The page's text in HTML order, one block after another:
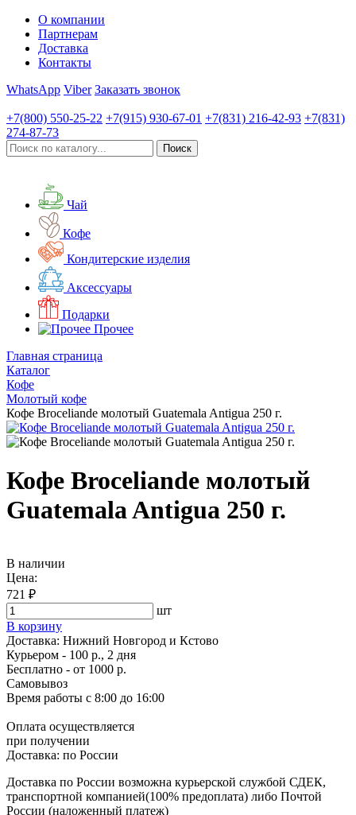
О компании
Партнерам
Доставка
Контакты
WhatsApp Viber Заказать звонок
+7(800) 550-25-22 +7(915) 930-67-01 +7(831) 216-42-93 +7(831)
274-87-73
Чай
Кофе
Кондитерские изделия
Аксессуары
Подарки
Прочее
Главная страница
Каталог
Кофе
Молотый кофе
Кофе Broceliande молотый Guatemala Antigua 250 г.
Кофе Broceliande молотый
Guatemala Antigua 250 г.
В наличии
Цена:
721 ₽
шт
В корзину
Доставка: Нижний Новгород и Кстово
Курьером - 100 р., 2 дня
Бесплатно - от 1000 р.
Самовывоз
Время работы с 8:00 до 16:00
Оплата осуществляется
при получении
Доставка: по России
Доставка по России возможна курьерской службой СДЕК,
транспортной компанией(100% предоплата) либо Почтой
России (наложенный платеж)